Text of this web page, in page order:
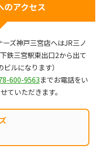
のアクセス
ズ神戸三宮店へはJR三ノ
鉄三宮駅東出口2から出て
ルになります）
600-9563までお電話をい
ていただきます。